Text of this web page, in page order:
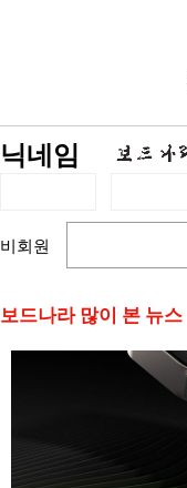
닉네임
비회원
보드나라 많이 본 뉴스